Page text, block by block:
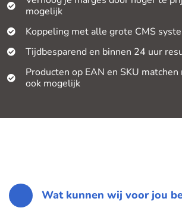
mogelijk
Koppeling met alle grote CMS
Tijdbesparend en binnen 24 uur
Producten op EAN en SKU matchen
ook mogelijk
Wat kunnen wij voor jou